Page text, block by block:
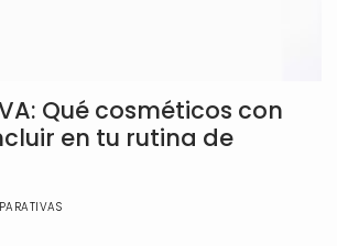
Qué cosméticos con
en tu rutina de